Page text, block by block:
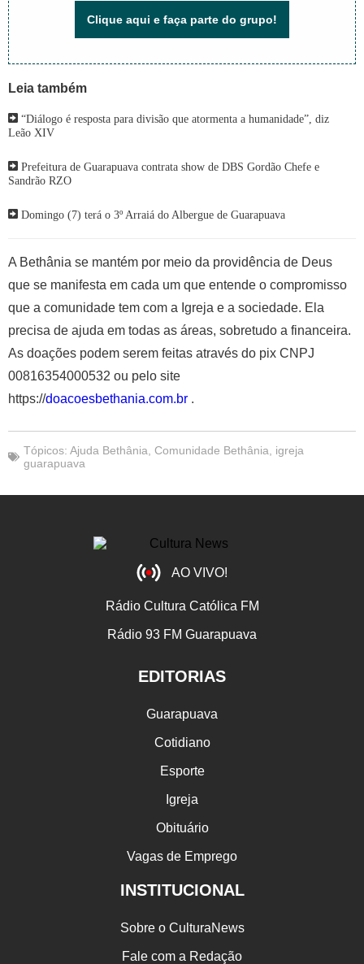
Clique aqui e faça parte do grupo!
Leia também
“Diálogo é resposta para divisão que atormenta a humanidade”, diz
Leão XIV
Prefeitura de Guarapuava contrata show de DBS Gordão Chefe e
Sandrão RZO
Domingo (7) terá o 3º Arraiá do Albergue de Guarapuava
A Bethânia se mantém por meio da providência de Deus
que se manifesta em cada um que entende o compromisso
que a comunidade tem com a Igreja e a sociedade. Ela
precisa de ajuda em todas as áreas, sobretudo a financeira.
As doações podem serem feitas através do pix CNPJ
00816354000532 ou pelo site
https://doacoesbethania.com.br .
Tópicos: Ajuda Bethânia Comunidade Bethânia
igreja
guarapuava
AO VIVO!
Rádio Cultura Católica FM
Rádio 93 FM Guarapuava
EDITORIAS
Guarapuava
Cotidiano
Esporte
Igreja
Obituário
Vagas de Emprego
INSTITUCIONAL
Sobre o CulturaNews
Fale com a Redação